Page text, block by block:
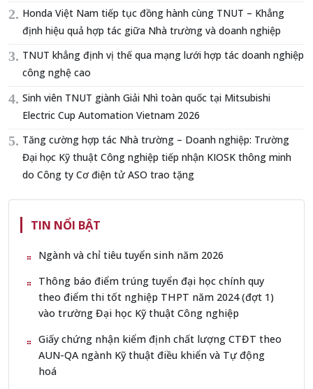
Honda Việt Nam tiếp tục đồng hành cùng TNUT – Khẳng
định hiệu quả hợp tác giữa Nhà trường và doanh nghiệp
TNUT khẳng định vị thế qua mạng lưới hợp tác doanh nghiệp
công nghệ cao
Sinh viên TNUT giành Giải Nhì toàn quốc tại Mitsubishi
Electric Cup Automation Vietnam 2026
Tăng cường hợp tác Nhà trường – Doanh nghiệp: Trường
Đại học Kỹ thuật Công nghiệp tiếp nhận KIOSK thông minh
do Công ty Cơ điện tử ASO trao tặng
TIN NỔI BẬT
Ngành và chỉ tiêu tuyển sinh năm 2026
Thông báo điểm trúng tuyển đại học chính quy
theo điểm thi tốt nghiệp THPT năm 2024 (đợt 1)
vào trường Đại học Kỹ thuật Công nghiệp
Giấy chứng nhận kiểm định chất lượng CTĐT theo
AUN-QA ngành Kỹ thuật điều khiển và Tự động
hoá